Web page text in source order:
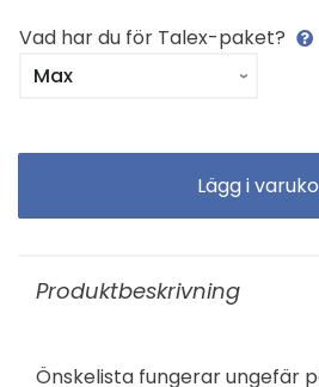
Vad har du för Talex-paket?
Produktbeskrivning
Önskelista fungerar ungefär